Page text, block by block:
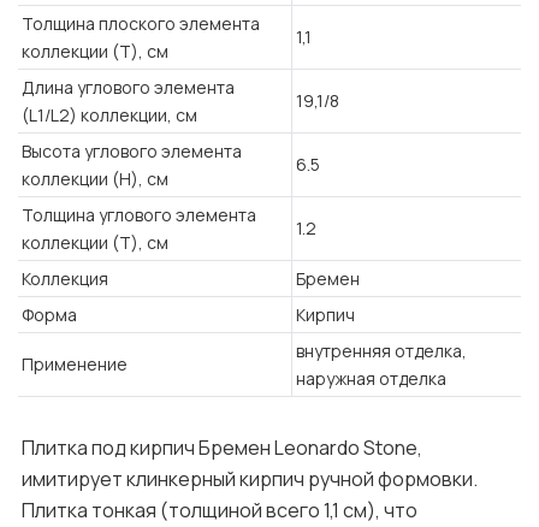
Толщина плоского элемента
коллекции (T), см
1,1
Длина углового элемента
(L1/L2) коллекции, см
19,1/8
Высота углового элемента
коллекции (H), см
6.5
Толщина углового элемента
коллекции (T), см
1.2
Коллекция
Бремен
Форма
Кирпич
Применение
внутренняя отделка,
наружная отделка
Плитка под кирпич Бремен Leonardo Stone,
имитирует клинкерный кирпич ручной формовки.
Плитка тонкая (толщиной всего 1,1 см), что